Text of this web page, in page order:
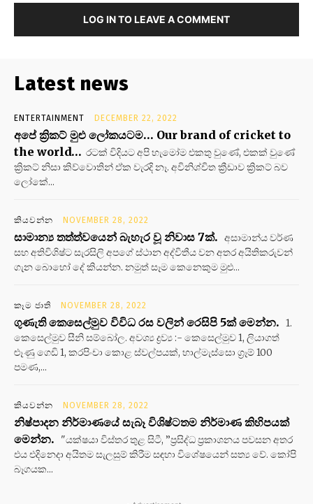
LOG IN TO LEAVE A COMMENT
Latest news
ENTERTAINMENT DECEMBER 22, 2022
අපේ ක්‍රිකට් මුළු ලෝකයටම… Our brand of cricket to
the world… රටක් විදියට අපි හැමෝම එකතු වුණේ, එකක් වුණේ
ක්‍රිකට් නිසා කිව්වොතින් ඒක වැරදි නෑ. අවිනිශ්චිත ක්‍රීඩාව ක්‍රිකට් බව
ලෝකේ...
කියවන්න NOVEMBER 28, 2022
සාමාන්‍ය තත්ත්වයෙන් බැහැර වූ නිවාස 7ක්. අසාමාන්ය වර්ණ
සහ අතිවිශිෂ්ට සැරසිලි අපගේ ස්ථාන අද්විතීය වන අතර අයිතිකරුවන්
ගැන බොහෝ දේ කියන්න. නමුත් සෑම කෙනෙකුම මුළු...
කෑම ජාති NOVEMBER 28, 2022
ගුණැති කෙසෙල්මුව විවිධ රස වලින් රෙසිපි 5ක් මෙන්න. 1.
කෙසෙල්මුව සීනි සම්බෝල. අවශ්‍ය ද්‍රව්‍ය :- කෙසෙල්මුව 1, ලියාගත්
ළූණු ගෙඩි 1, කරපිංචා කොළ ස්වල්පයක්, හාල්මැස්සො ග්‍රෑම් 100
පමණ,...
කියවන්න NOVEMBER 28, 2022
නිෂ්පාදන නිර්මාණයේ සැබෑ විශිෂ්ටතම නිර්මාණ කිහිපයක්
මෙන්න.
"යක්ෂයා විස්තර තුළ සිටී, ”ප්‍රසිද්ධ ප්‍රකාශනය පවසන අතර
එය එදිනෙදා අයිතම සැලසුම් කිරීම සඳහා විශේෂයෙන් සත්‍ය වේ. කෝපි
බෑගයක...